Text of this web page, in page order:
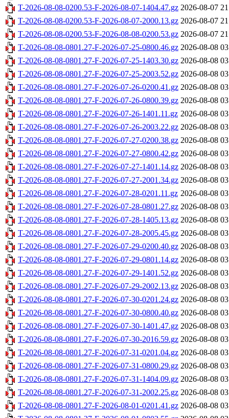
T-2026-08-08-0200.53-F-2026-08-07-1404.47.gz 2026-08-07
T-2026-08-08-0200.53-F-2026-08-07-2000.13.gz 2026-08-07
T-2026-08-08-0200.53-F-2026-08-08-0200.53.gz 2026-08-07
T-2026-08-08-0801.27-F-2026-07-25-0800.46.gz 2026-08-08
T-2026-08-08-0801.27-F-2026-07-25-1403.30.gz 2026-08-08
T-2026-08-08-0801.27-F-2026-07-25-2003.52.gz 2026-08-08
T-2026-08-08-0801.27-F-2026-07-26-0200.41.gz 2026-08-08
T-2026-08-08-0801.27-F-2026-07-26-0800.39.gz 2026-08-08
T-2026-08-08-0801.27-F-2026-07-26-1401.11.gz 2026-08-08
T-2026-08-08-0801.27-F-2026-07-26-2003.22.gz 2026-08-08
T-2026-08-08-0801.27-F-2026-07-27-0200.38.gz 2026-08-08
T-2026-08-08-0801.27-F-2026-07-27-0800.42.gz 2026-08-08
T-2026-08-08-0801.27-F-2026-07-27-1401.14.gz 2026-08-08
T-2026-08-08-0801.27-F-2026-07-27-2001.34.gz 2026-08-08
T-2026-08-08-0801.27-F-2026-07-28-0201.11.gz 2026-08-08
T-2026-08-08-0801.27-F-2026-07-28-0801.27.gz 2026-08-08
T-2026-08-08-0801.27-F-2026-07-28-1405.13.gz 2026-08-08
T-2026-08-08-0801.27-F-2026-07-28-2005.45.gz 2026-08-08
T-2026-08-08-0801.27-F-2026-07-29-0200.40.gz 2026-08-08
T-2026-08-08-0801.27-F-2026-07-29-0801.14.gz 2026-08-08
T-2026-08-08-0801.27-F-2026-07-29-1401.52.gz 2026-08-08
T-2026-08-08-0801.27-F-2026-07-29-2002.13.gz 2026-08-08
T-2026-08-08-0801.27-F-2026-07-30-0201.24.gz 2026-08-08
T-2026-08-08-0801.27-F-2026-07-30-0800.40.gz 2026-08-08
T-2026-08-08-0801.27-F-2026-07-30-1401.47.gz 2026-08-08
T-2026-08-08-0801.27-F-2026-07-30-2016.59.gz 2026-08-08
T-2026-08-08-0801.27-F-2026-07-31-0201.04.gz 2026-08-08
T-2026-08-08-0801.27-F-2026-07-31-0800.29.gz 2026-08-08
T-2026-08-08-0801.27-F-2026-07-31-1404.09.gz 2026-08-08
T-2026-08-08-0801.27-F-2026-07-31-2002.25.gz 2026-08-08
T-2026-08-08-0801.27-F-2026-08-01-0201.41.gz 2026-08-08